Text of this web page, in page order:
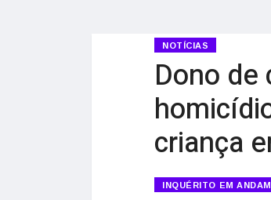
NOTÍCIAS
Dono
criança
INQUÉRITO EM